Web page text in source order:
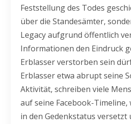
Feststellung des Todes
über die Standesämter,
Legacy aufgrund öffentlich
Informationen den Eindruck
Erblasser verstorben sein
Erblasser etwa abrupt seine
Aktivität, schreiben viele
auf seine Facebook-Timeline,
in den Gedenkstatus